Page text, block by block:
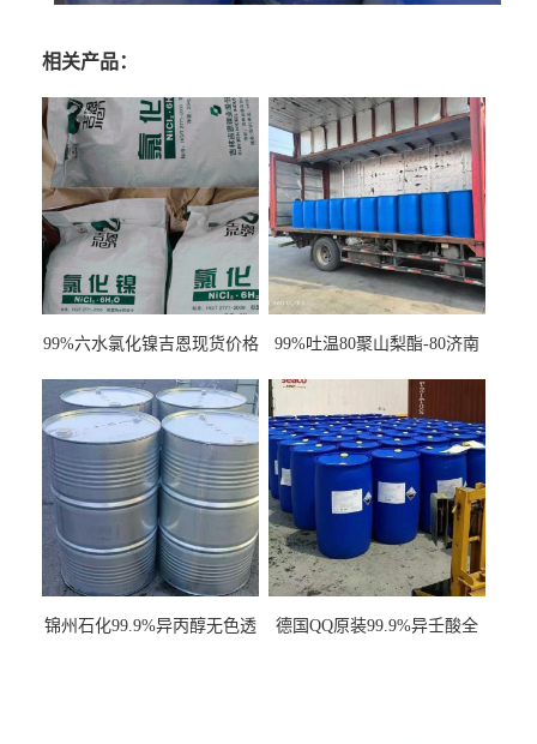
相关产品：
99%六水氯化镍吉恩现货价格
99%吐温80聚山梨酯-80济南
锦州石化99.9%异丙醇无色透
德国QQ原装99.9%异壬酸全